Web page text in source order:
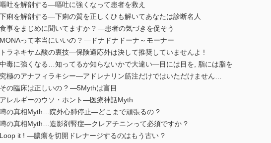
吐を解剖する―嘔吐に強くなって患者を救え
痢を解剖する―下痢の質を正しくひも解いてあなたは診断名人
事をまじめに聞いてますか ? ―患者の気づきを促そう
って本当にいいの ? ―ドナドナドーナ～モーナー
ラネキサム酸の裏技―保険適応外は決して推奨していませんよ !
毒に強くなる…知ってるか知らないかで大違い―目には目を, 脂には脂を
極のアナフィラキシー―アドレナリン筋注だけではいただけません…
の臨床は正しいの ? ―5Mythは盲目
レルギーのウソ・ホント―医療神話Myth
の真相Myth…院外心肺停止―どこまで頑張るの ?
の真相Myth…造影剤腎症―クレアチニンって必須ですか ?
it ! ―膿瘍を切開ドレナージするのはもう古い ?